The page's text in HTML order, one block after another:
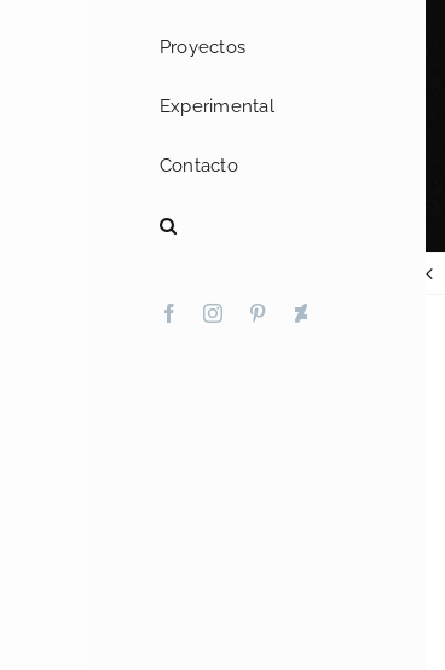
Proyectos
Experimental
Contacto
FacebookInstagram
Pinterest